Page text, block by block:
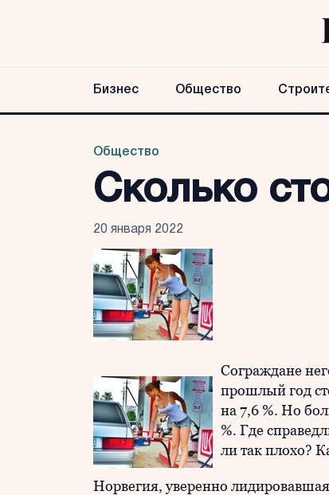
Бизнес Общество
Общество
Сколько
20 января 2022
Сограждане
прошлый год
на 7,6 %. Но
%. Где
ли так плохо?
Норвегия, уверенно